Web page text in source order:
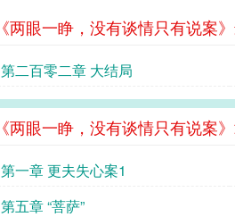
《两眼一睁，没有谈情只有说案
第二百零二章 大结局
《两眼一睁，没有谈情只有说案
第一章 更夫失心案1
第五章 “菩萨”